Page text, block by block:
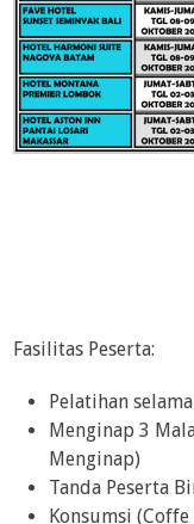
Fasilitas Peserta:
Pelatihan
Menginap 3
Menginap)
Tanda Peserta
Konsumsi